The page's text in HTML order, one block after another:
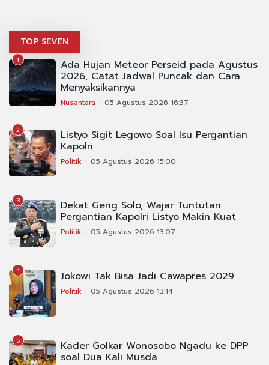
TOP SEVEN
1 Ada Hujan Meteor Perseid pada Agustus
2026, Catat Jadwal Puncak dan Cara
Menyaksikannya
Nusantara 05 Agustus 2026 16:37
2 Listyo Sigit Legowo Soal Isu Pergantian
Kapolri
Politik 05 Agustus 2026 15:00
3 Dekat Geng Solo, Wajar Tuntutan
Pergantian Kapolri Listyo Makin Kuat
Politik 05 Agustus 2026 13:07
4 Jokowi Tak Bisa Jadi Cawapres 2029
Politik 05 Agustus 2026 13:14
5 Kader Golkar Wonosobo Ngadu ke DPP
soal Dua Kali Musda